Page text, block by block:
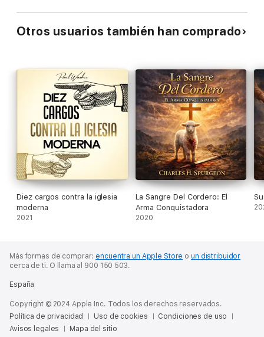
sermón que se habían “humillado con una convicción tremenda
de su pecado y peligro”. –Iain Murray, Jonathan Edwards: A New
Biography (Edinburgo, Banner of Truth, 1987), 168.
Otros usuarios también han comprado
Diez cargos contra la iglesia
moderna
2021
La Sangre Del Cordero: El
Arma Conquistadora
2020
Más formas de comprar: encuentra un Apple Store oun distribuidor
cerca de ti. O llama al 900 150 503.
España
Copyright © 2024 Apple Inc. Todos los derechos reservados.
Política de privacidad
Uso de cookies
Condiciones de uso
Avisos legales
Mapa del sitio